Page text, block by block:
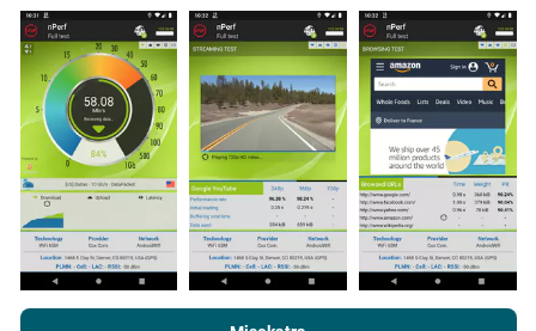
te hananadrana izany koa ianao, dia manasa anao
izahay hampiasa ny nPerf amin'ny findainao.Rehefa
maro ny rakitra voatahiry, vao mainka azo vakina ny
sarintany!. Ireo andrana voaray rehetra dia aseho
amin'ny sarintany avokoa. Ny masontsivana rehetra
kosa dia ampiharina mialohan'ny fikajiana sy
famoahana azy.